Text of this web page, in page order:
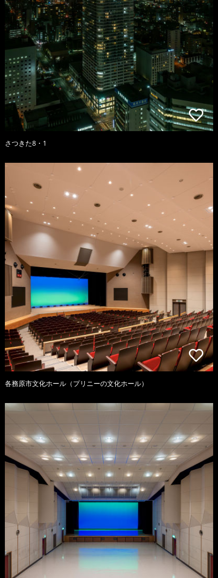
さつきた8・1
各務原市文化ホール（プリニーの文化ホール）